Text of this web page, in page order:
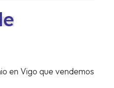
en Vigo que vendemos